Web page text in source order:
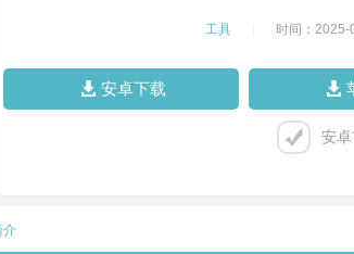
工具 时间：2025-
安卓下载
安
介